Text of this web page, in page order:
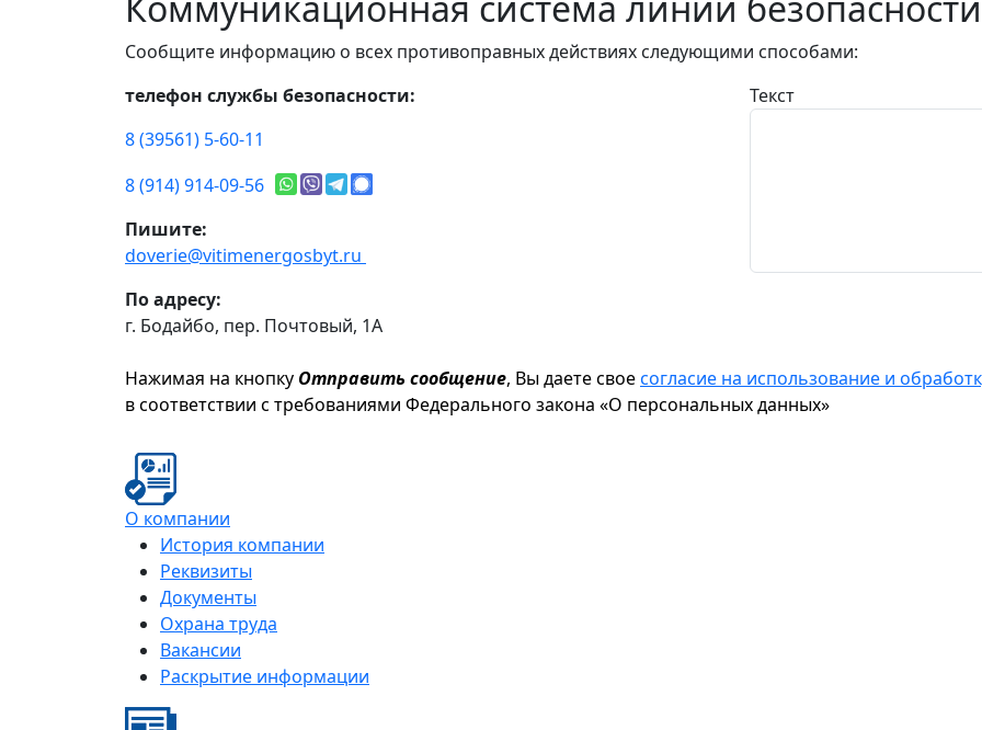
Сообщите информацию о всех противоправных действиях следующими способами:
телефон службы безопасности:
8 (39561) 5-60-11
8 (914) 914-09-56
Пишите:
doverie@vitimenergosbyt.ru
По адресу:
г. Бодайбо, пер. Почтовый, 1А
Текст
Нажимая на кнопку Отправить сообщение, Вы даете своесогласие на использование и
в соответствии с требованиями Федерального закона «О персональных данных»
О компании
История компании
Реквизиты
Документы
Охрана труда
Вакансии
Раскрытие информации